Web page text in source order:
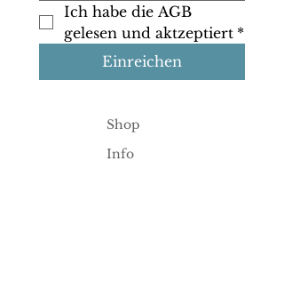
Ich habe die AGB
gelesen und aktzeptiert *
Einreichen
Shop
Info